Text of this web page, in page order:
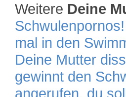
Weitere Deine
Schwulenpornos!
mal in den
Deine Mutter
gewinnt den
angerufen, du